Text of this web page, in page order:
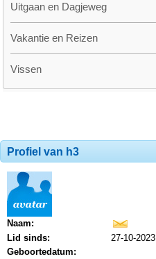
Uitgaan en Dagjeweg
Vakantie en Reizen
Vissen
Profiel van h3
Naam:
Lid sinds:
27-10-2023
Geboortedatum: